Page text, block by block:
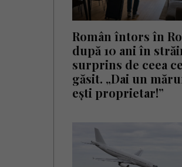
Român întors în
după 10 ani în
surprins de ceea
găsit. „Dai un
ești proprietar!”